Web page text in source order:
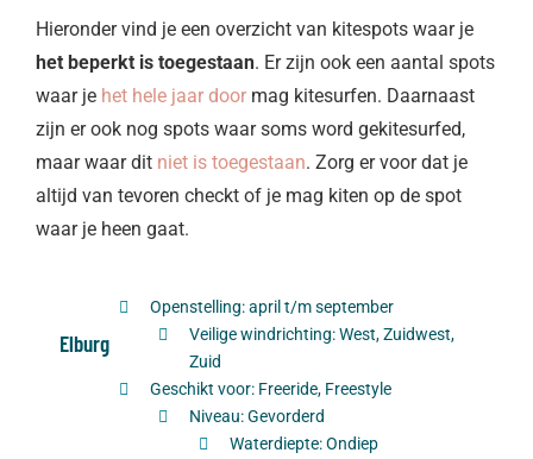
Hieronder vind je een overzicht van kitespots waar je
het beperkt is toegestaan. Er zijn ook een aantal spots
waar je het hele jaar doormag kitesurfen. Daarnaast
zijn er ook nog spots waar soms word gekitesurfed,
maar waar dit niet is toegestaan. Zorg er voor dat je
altijd van tevoren checkt of je mag kiten op de spot
waar je heen gaat.
Elburg
Openstelling: april t/m september
Veilige windrichting: West, Zuidwest,
Zuid
Geschikt voor: Freeride, Freestyle
Niveau: Gevorderd
Waterdiepte: Ondiep